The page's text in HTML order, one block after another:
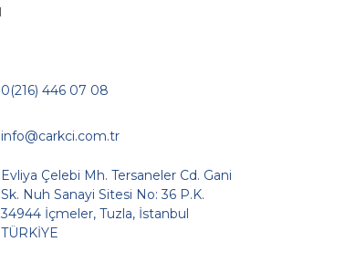
0(216) 446 07 08
info@carkci.com.tr
Evliya Çelebi Mh. Tersaneler Cd. Gani
Sk. Nuh Sanayi Sitesi No: 36 P.K.
34944 İçmeler, Tuzla, İstanbul
TÜRKİYE